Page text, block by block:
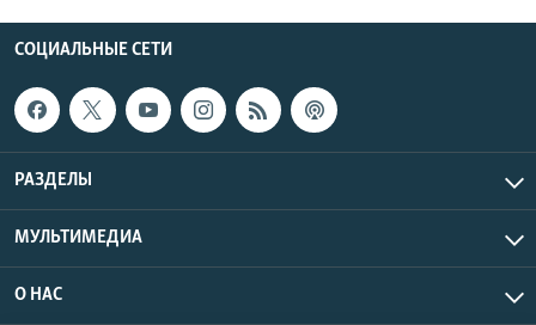
СОЦИАЛЬНЫЕ СЕТИ
РАЗДЕЛЫ
МУЛЬТИМЕДИА
О НАС